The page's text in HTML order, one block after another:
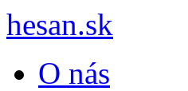
hesan.sk
O nás